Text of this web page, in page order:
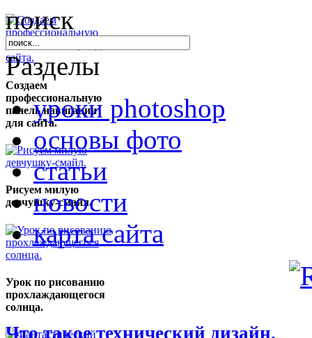
Создаем
профессиональную
панель навигации
для сайта.
Рисуем милую
девчушку-смайл.
Урок по рисованию
прохлаждающегося
солнца.
поиск
Разделы
уроки photoshop
основы фото
статьи
новости
карта сайта
Что такое технический дизайн.